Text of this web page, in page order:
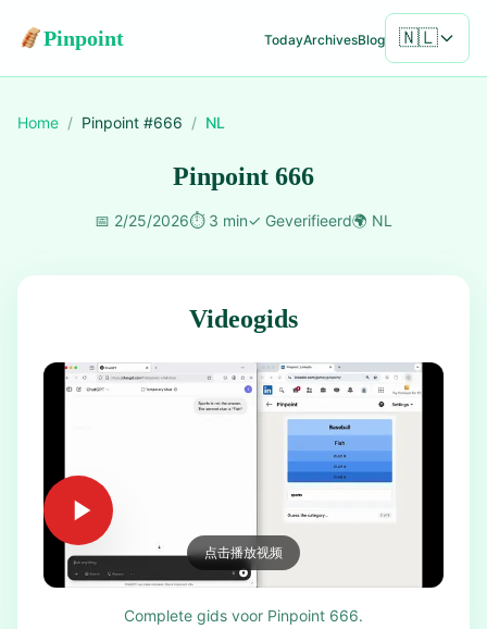
Pinpoint TodayArchivesBlog 🇳🇱
Home / Pinpoint #666 / NL
Pinpoint 666
📅 2/25/2026⏱️ 3 min✓ Geverifieerd🌍 NL
Videogids
点击播放视频
Complete gids voor Pinpoint 666.